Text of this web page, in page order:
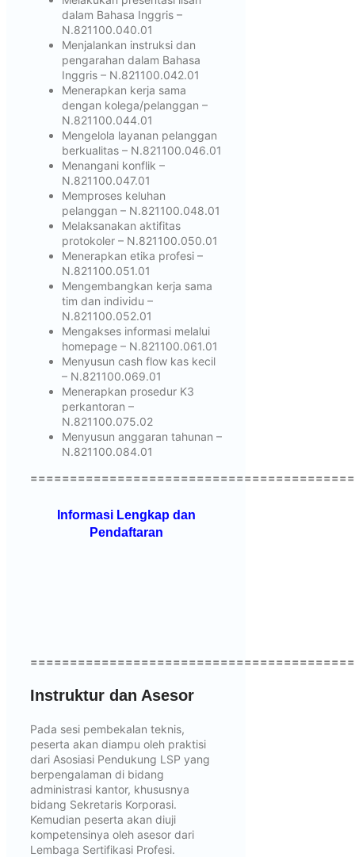
dalam Bahasa Inggris –
N.821100.040.01
Menjalankan instruksi dan
pengarahan dalam Bahasa
Inggris – N.821100.042.01
Menerapkan kerja sama
dengan kolega/pelanggan –
N.821100.044.01
Mengelola layanan pelanggan
berkualitas – N.821100.046.01
Menangani konflik –
N.821100.047.01
Memproses keluhan
pelanggan – N.821100.048.01
Melaksanakan aktifitas
protokoler – N.821100.050.01
Menerapkan etika profesi –
N.821100.051.01
Mengembangkan kerja sama
tim dan individu –
N.821100.052.01
Mengakses informasi melalui
homepage – N.821100.061.01
Menyusun cash flow kas kecil
– N.821100.069.01
Menerapkan prosedur K3
perkantoran –
N.821100.075.02
Menyusun anggaran tahunan –
N.821100.084.01
Informasi Lengkap dan
Pendaftaran
Instruktur dan Asesor
Pada sesi pembekalan teknis,
peserta akan diampu oleh praktisi
dari Asosiasi Pendukung LSP yang
berpengalaman di bidang
administrasi kantor, khususnya
bidang Sekretaris Korporasi.
Kemudian peserta akan diuji
kompetensinya oleh asesor dari
Lembaga Sertifikasi Profesi.